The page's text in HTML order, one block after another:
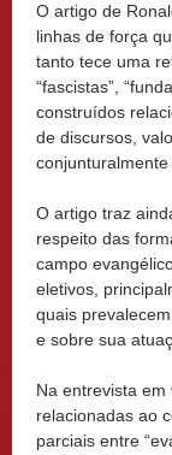
O artigo de
linhas de força
tanto tece uma
“fascistas”,
construídos
de discursos,
conjunturalmente
O artigo traz
respeito das
campo
eletivos,
quais
e sobre sua
Na entrevista
relacionadas ao
parciais entre